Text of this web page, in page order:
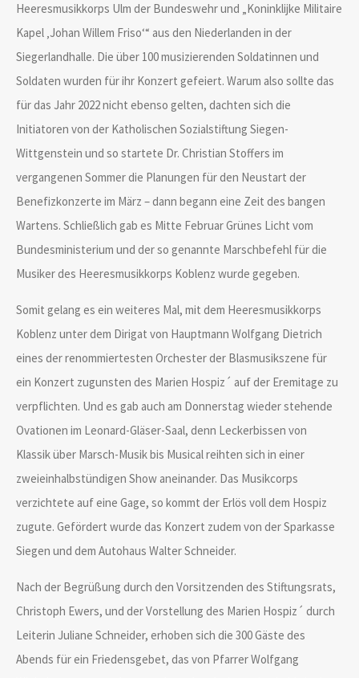
Heeresmusikkorps Ulm der Bundeswehr und „Koninklijke Militaire
Kapel ‚Johan Willem Friso‘“ aus den Niederlanden in der
Siegerlandhalle. Die über 100 musizierenden Soldatinnen und
Soldaten wurden für ihr Konzert gefeiert. Warum also sollte das
für das Jahr 2022 nicht ebenso gelten, dachten sich die
Initiatoren von der Katholischen Sozialstiftung Siegen-
Wittgenstein und so startete Dr. Christian Stoffers im
vergangenen Sommer die Planungen für den Neustart der
Benefizkonzerte im März – dann begann eine Zeit des bangen
Wartens. Schließlich gab es Mitte Februar Grünes Licht vom
Bundesministerium und der so genannte Marschbefehl für die
Musiker des Heeresmusikkorps Koblenz wurde gegeben.
Somit gelang es ein weiteres Mal, mit dem Heeresmusikkorps
Koblenz unter dem Dirigat von Hauptmann Wolfgang Dietrich
eines der renommiertesten Orchester der Blasmusikszene für
ein Konzert zugunsten des Marien Hospiz´ auf der Eremitage zu
verpflichten. Und es gab auch am Donnerstag wieder stehende
Ovationen im Leonard-Gläser-Saal, denn Leckerbissen von
Klassik über Marsch-Musik bis Musical reihten sich in einer
zweieinhalbstündigen Show aneinander. Das Musikcorps
verzichtete auf eine Gage, so kommt der Erlös voll dem Hospiz
zugute. Gefördert wurde das Konzert zudem von der Sparkasse
Siegen und dem Autohaus Walter Schneider.
Nach der Begrüßung durch den Vorsitzenden des Stiftungsrats,
Christoph Ewers, und der Vorstellung des Marien Hospiz´ durch
Leiterin Juliane Schneider, erhoben sich die 300 Gäste des
Abends für ein Friedensgebet, das von Pfarrer Wolfgang